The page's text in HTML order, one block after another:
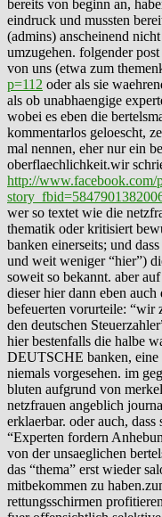
bereits von beginn an,
eindruck und mussten
(admins) anscheinend
umzugehen. folgender
von uns (etwa zum
p=112 oder als sie
als ob unabhaengige
wobei es eben die
kommentarlos geloescht,
mal nennen, eher nur ein
oberflaechlichkeit.wir
http://www.facebook.com/
wer so textet wie die
thematik oder kritisiert
banken einerseits; und
und weit weniger “hier”)
soweit so bekannt. aber
dieser hier dann eben
befeuerten vorurteile: “wir
den deutschen
hier bestenfalls die halbe
DEUTSCHE banken, eine
niemals vorgesehen. im
bluten aufgrund von
netzfrauen angeblich
erklaerbar. oder auch,
“Experten fordern
von der unsaeglichen
das “thema” erst wieder
mitbekommen zu
rettungsschirmen